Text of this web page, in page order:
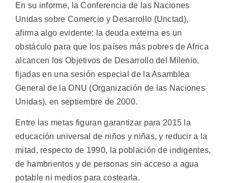
En su informe, la Conferencia de las Naciones
Unidas sobre Comercio y Desarrollo (Unctad),
afirma algo evidente: la deuda externa es un
obstáculo para que los países más pobres de Africa
alcancen los Objetivos de Desarrollo del Milenio,
fijadas en una sesión especial de la Asamblea
General de la ONU (Organización de las Naciones
Unidas), en septiembre de 2000.
Entre las metas figuran garantizar para 2015 la
educación universal de niños y niñas, y reducir a la
mitad, respecto de 1990, la población de indigentes,
de hambrientos y de personas sin acceso a agua
potable ni medios para costearla.